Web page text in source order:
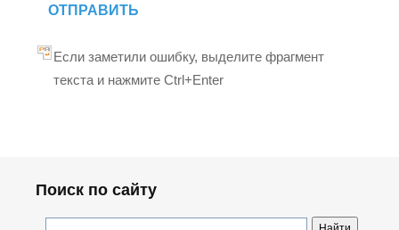
ОТПРАВИТЬ
Если заметили ошибку, выделите фрагмент
текста и нажмите Ctrl+Enter
Поиск по сайту